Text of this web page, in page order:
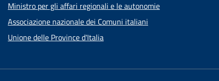
Ministro per gli affari regionali e le autonomie
Associazione nazionale dei Comuni italiani
Unione delle Province d'Italia